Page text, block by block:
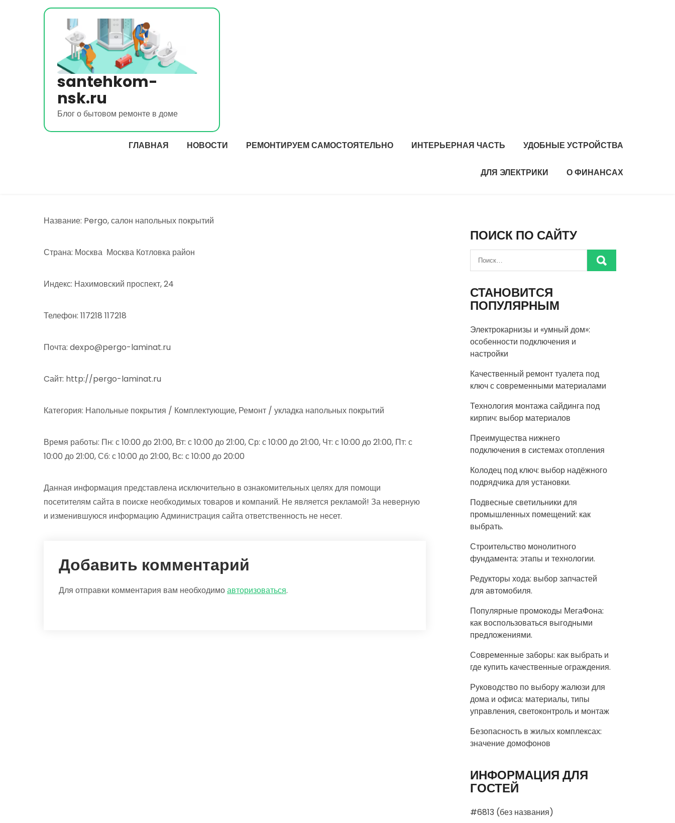
santehkom-
nsk.ru
Блог о бытовом ремонте в доме
ГЛАВНАЯ НОВОСТИ РЕМОНТИРУЕМ САМОСТОЯТЕЛЬНО ИНТЕРЬЕРНАЯ ЧАСТЬ УДОБНЫЕ УСТРОЙСТВА
ДЛЯ ЭЛЕКТРИКИ О ФИНАНСАХ
Название: Pergo, салон напольных покрытий
Страна: Москва Москва Котловка район
Индекс: Нахимовский проспект, 24
Телефон: 117218 117218
Почта: dexpo@pergo-laminat.ru
Cайт: http://pergo-laminat.ru
Категория: Напольные покрытия / Комплектующие, Ремонт / укладка напольных покрытий
Время работы: Пн: с 10:00 до 21:00, Вт: с 10:00 до 21:00, Ср: с 10:00 до 21:00, Чт: с 10:00 до 21:00, Пт: с
10:00 до 21:00, Сб: с 10:00 до 21:00, Вс: с 10:00 до 20:00
Данная информация представлена исключительно в ознакомительных целях для помощи
посетителям сайта в поиске необходимых товаров и компаний. Не является рекламой! За неверную
и изменившуюся информацию Администрация сайта ответственность не несет.
Добавить комментарий
Для отправки комментария вам необходимоавторизоваться.
ПОИСК ПО САЙТУ
СТАНОВИТСЯ
ПОПУЛЯРНЫМ
Электрокарнизы и «умный дом»:
особенности подключения и
настройки
Качественный ремонт туалета под
ключ с современными материалами
Технология монтажа сайдинга под
кирпич: выбор материалов
Преимущества нижнего
подключения в системах отопления
Колодец под ключ: выбор надёжного
подрядчика для установки.
Подвесные светильники для
промышленных помещений: как
выбрать.
Строительство монолитного
фундамента: этапы и технологии.
Редукторы хода: выбор запчастей
для автомобиля.
Популярные промокоды МегаФона:
как воспользоваться выгодными
предложениями.
Современные заборы: как выбрать и
где купить качественные ограждения.
Руководство по выбору жалюзи для
дома и офиса: материалы, типы
управления, светоконтроль и монтаж
Безопасность в жилых комплексах:
значение домофонов
ИНФОРМАЦИЯ ДЛЯ
ГОСТЕЙ
#6813 (без названия)